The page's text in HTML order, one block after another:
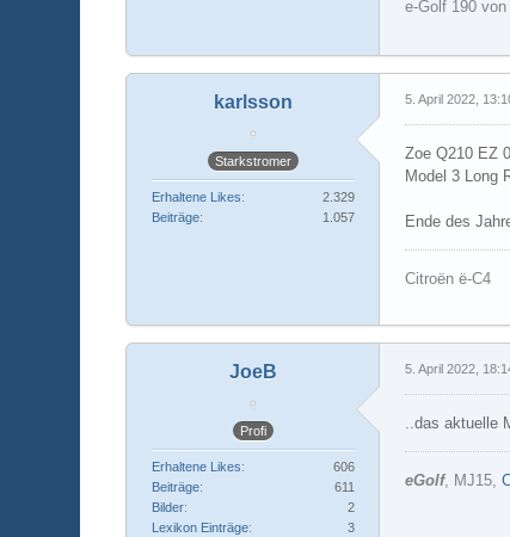
e-Golf 190
karlsson
Starkstromer
Erhaltene Likes
2.329
Beiträge
1.057
5. April 2022,
Zoe Q210 EZ
Model 3 Long
Ende des
Citroën ë-C4
JoeB
Profi
Erhaltene Likes
606
Beiträge
611
Bilder
2
Lexikon Einträge
3
5. April 2022,
..das aktuelle
eGolf, MJ15,